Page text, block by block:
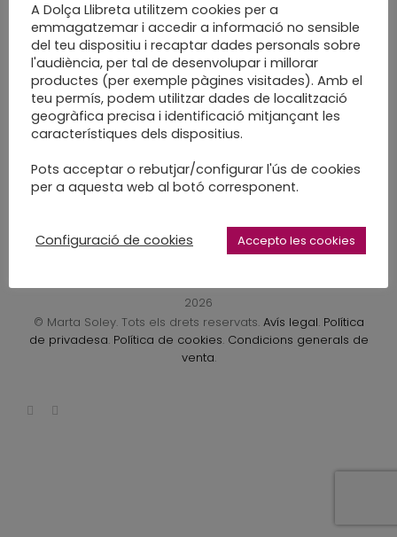
Taller de Dracs
Lectors i creatius
A la Biblio de Sentmenat
2026
© Marta Soley. Tots els drets reservats. Avís legal. Política
de privadesa. Política de cookies. Condicions generals de
venta.
A Dolça Llibreta utilitzem cookies per a
emmagatzemar i accedir a informació no sensible
del teu dispositiu i recaptar dades personals sobre
l'audiència, per tal de desenvolupar i millorar
productes (per exemple pàgines visitades). Amb el
teu permís, podem utilitzar dades de localització
geogràfica precisa i identificació mitjançant les
característiques dels dispositius.
Pots acceptar o rebutjar/configurar l'ús de cookies
per a aquesta web al botó corresponent.
Configuració de cookies Accepto les cookies